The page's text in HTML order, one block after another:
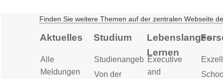
Finden Sie weitere Themen auf der zentralen Webseite
Aktuelles
Alle
Meldungen
Studium
Studienangebot
Von der
Lebenslanges
Lernen
Executive
and